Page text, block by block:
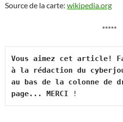
Source de la carte: wikipedia.org
*****
Vous aimez cet article!
à la rédaction du
au bas de la colonne de
page... MERCI !